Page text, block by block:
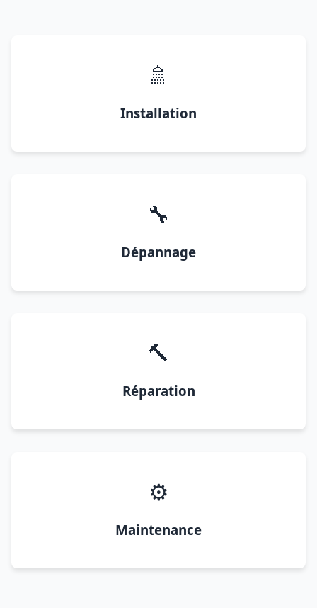
🚿
Installation
🔧
Dépannage
🔨
Réparation
⚙️
Maintenance